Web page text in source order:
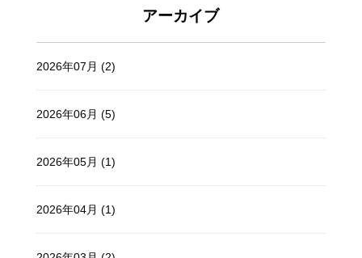
アーカイブ
2026年07月 (2)
2026年06月 (5)
2026年05月 (1)
2026年04月 (1)